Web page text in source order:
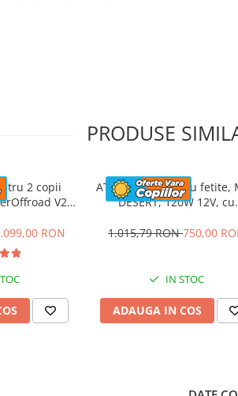
pornire / oprire
distanta
copil
player
PRODUSE
2 copii
V2
RON
ATV electric pentru fetite,
DESERT, 120W 12V, cu
player, bluetooth, roz
1.015,79 RON750,00
IN STOC
ADAUGA IN COS